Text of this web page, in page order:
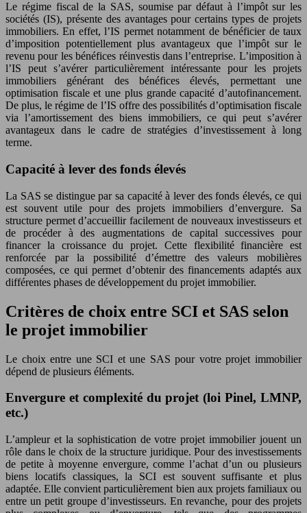
Le régime fiscal de la SAS, soumise par défaut à l’impôt sur les
sociétés (IS), présente des avantages pour certains types de projets
immobiliers. En effet, l’IS permet notamment de bénéficier de taux
d’imposition potentiellement plus avantageux que l’impôt sur le
revenu pour les bénéfices réinvestis dans l’entreprise. L’imposition à
l’IS peut s’avérer particulièrement intéressante pour les projets
immobiliers générant des bénéfices élevés, permettant une
optimisation fiscale et une plus grande capacité d’autofinancement.
De plus, le régime de l’IS offre des possibilités d’optimisation fiscale
via l’amortissement des biens immobiliers, ce qui peut s’avérer
avantageux dans le cadre de stratégies d’investissement à long
terme.
Capacité à lever des fonds élevés
La SAS se distingue par sa capacité à lever des fonds élevés, ce qui
est souvent utile pour des projets immobiliers d’envergure. Sa
structure permet d’accueillir facilement de nouveaux investisseurs et
de procéder à des augmentations de capital successives pour
financer la croissance du projet. Cette flexibilité financière est
renforcée par la possibilité d’émettre des valeurs mobilières
composées, ce qui permet d’obtenir des financements adaptés aux
différentes phases de développement du projet immobilier.
Critères de choix entre SCI et SAS selon
le projet immobilier
Le choix entre une SCI et une SAS pour votre projet immobilier
dépend de plusieurs éléments.
Envergure et complexité du projet (loi Pinel, LMNP,
etc.)
L’ampleur et la sophistication de votre projet immobilier jouent un
rôle dans le choix de la structure juridique. Pour des investissements
de petite à moyenne envergure, comme l’achat d’un ou plusieurs
biens locatifs classiques, la SCI est souvent suffisante et plus
adaptée. Elle convient particulièrement bien aux projets familiaux ou
entre un petit groupe d’investisseurs. En revanche, pour des projets